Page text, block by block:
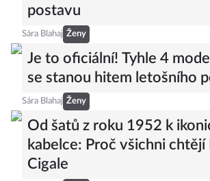
postavu
Sára Blahaj Ženy
Je to oficiální! Tyhle 4
se stanou hitem letošního
Sára Blahaj Ženy
Od šatů z roku 1952 k
kabelce: Proč všichni chtějí
Cigale